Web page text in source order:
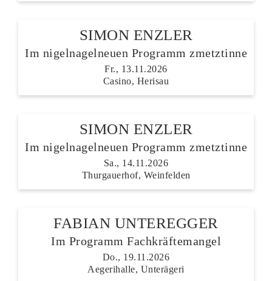
SIMON ENZLER
Im nigelnagelneuen Programm zmetztinne
Fr., 13.11.2026
Casino, Herisau
SIMON ENZLER
Im nigelnagelneuen Programm zmetztinne
Sa., 14.11.2026
Thurgauerhof, Weinfelden
FABIAN UNTEREGGER
Im Programm Fachkräftemangel
Do., 19.11.2026
Aegerihalle, Unterägeri